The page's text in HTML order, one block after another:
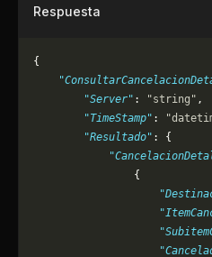
Respuesta
{
        "Server"
: "string" ,
        "TimeStamp"
:
        "Resultado"
: {
                {